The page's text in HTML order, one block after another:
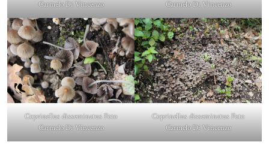
Carmelo Di Vincenzo
Carmelo Di Vincenzo
Coprinellus disseminatus Foto
Carmelo Di Vincenzo
Coprinellus disseminatus Foto
Carmelo Di Vincenzo